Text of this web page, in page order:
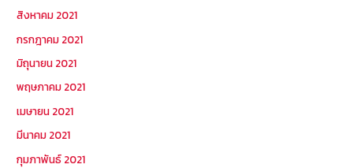
สิงหาคม 2021
กรกฎาคม 2021
มิถุนายน 2021
พฤษภาคม 2021
เมษายน 2021
มีนาคม 2021
กุมภาพันธ์ 2021